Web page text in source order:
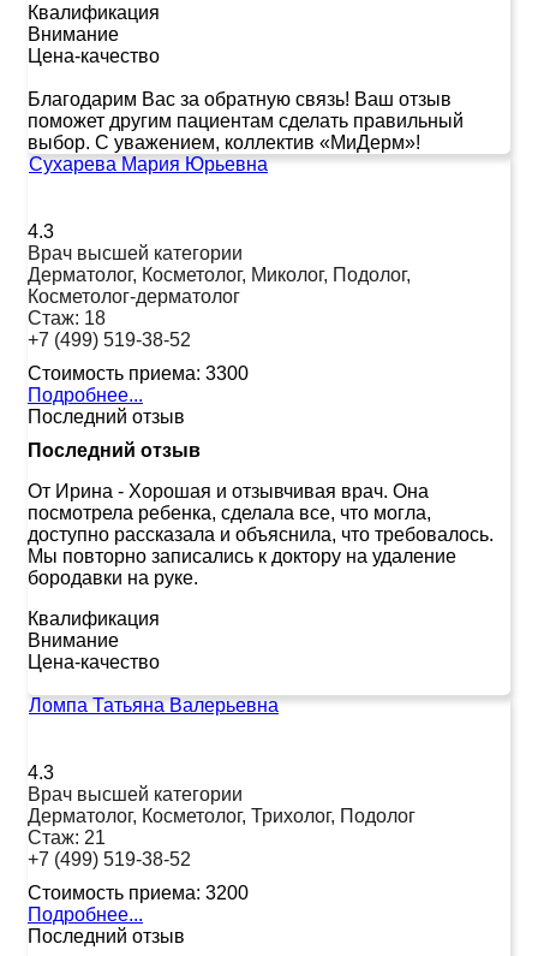
Квалификация
Внимание
Цена-качество
Благодарим Вас за обратную связь! Ваш отзыв
поможет другим пациентам сделать правильный
выбор. С уважением, коллектив «МиДерм»!
Сухарева Мария Юрьевна
4.3
Врач высшей категории
Дерматолог, Косметолог, Миколог, Подолог,
Косметолог-дерматолог
Стаж: 18
+7 (499) 519-38-52
Стоимость приема: 3300
Подробнее...
Последний отзыв
Последний отзыв
От Ирина - Хорошая и отзывчивая врач. Она
посмотрела ребенка, сделала все, что могла,
доступно рассказала и объяснила, что требовалось.
Мы повторно записались к доктору на удаление
бородавки на руке.
Квалификация
Внимание
Цена-качество
Ломпа Татьяна Валерьевна
4.3
Врач высшей категории
Дерматолог, Косметолог, Трихолог, Подолог
Стаж: 21
+7 (499) 519-38-52
Стоимость приема: 3200
Подробнее...
Последний отзыв